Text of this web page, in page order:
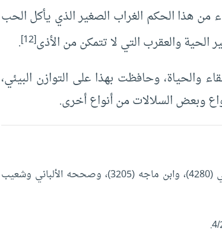
من هذا الحكم الغراب الصغير الذي يأكل الحب
والعقرب التي لا تتمكن من الأذى[12]
.
والحياة، وحافظت بهذا على التوازن البيئي،
وبعض السلالات من أنواع أخرى.
أحمد (16834)، وأبو داود (2845)، والترمذي (1486)، والنسائي (4280)، وابن ماجه (3205)، وصححه الألباني وشعيب